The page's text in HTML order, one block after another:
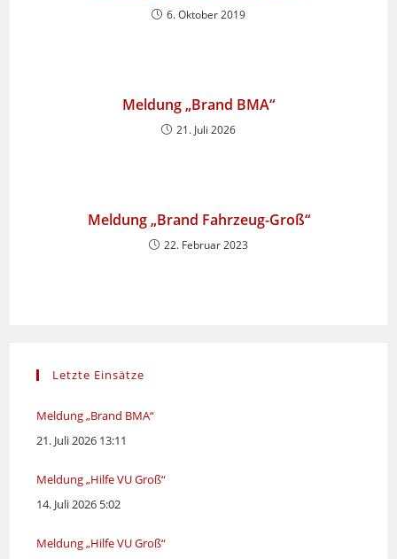
6. Oktober 2019
Meldung „Brand BMA“
21. Juli 2026
Meldung „Brand Fahrzeug-Groß“
22. Februar 2023
Letzte Einsätze
Meldung „Brand BMA“
21. Juli 2026 13:11
Meldung „Hilfe VU Groß“
14. Juli 2026 5:02
Meldung „Hilfe VU Groß“